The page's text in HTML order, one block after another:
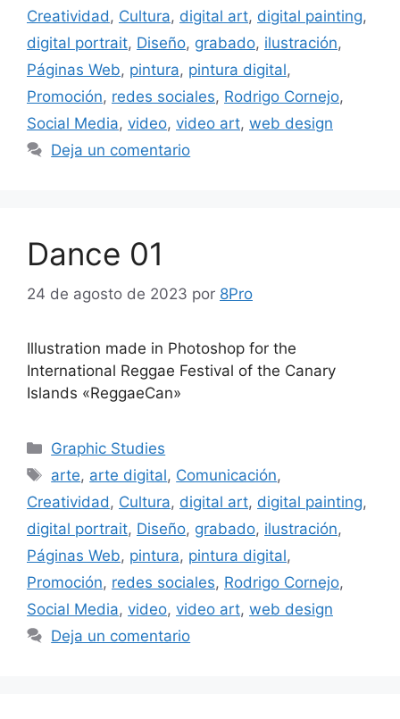
Creatividad, Cultura, digital art, digital painting,
digital portrait, Diseño, grabado, ilustración,
Páginas Web, pintura, pintura digital,
Promoción, redes sociales, Rodrigo Cornejo,
Social Media, video, video art, web design
Deja un comentario
Dance 01
24 de agosto de 2023 por 8Pro
Illustration made in Photoshop for the
International Reggae Festival of the Canary
Islands «ReggaeCan»
Graphic Studies
arte, arte digital, Comunicación,
Creatividad , Cultura, digital art, digital painting,
digital portrait, Diseño, grabado, ilustración,
Páginas Web, pintura, pintura digital,
Promoción, redes sociales, Rodrigo Cornejo,
Social Media, video, video art, web design
Deja un comentario